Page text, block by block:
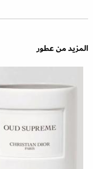
المزيد من عطور